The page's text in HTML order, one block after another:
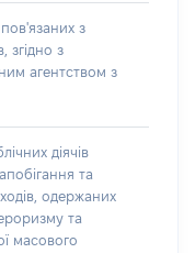
з
згідно з
агентством з
діячів
та
одержаних
та
масового